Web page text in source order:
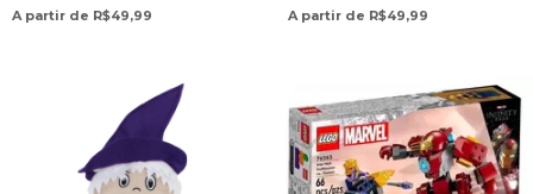
A partir de R$49,99 A partir de R$49,99